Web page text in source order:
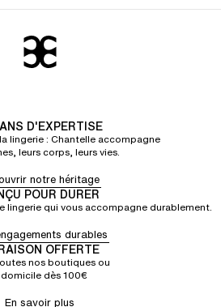
D'EXPERTISE
lingerie : Chantelle accompagne
leurs corps, leurs vies.
notre héritage
POUR DURER
lingerie qui vous accompagne durablement.
durables
OFFERTE
nos boutiques ou
domicile dès 100€
En savoir plus